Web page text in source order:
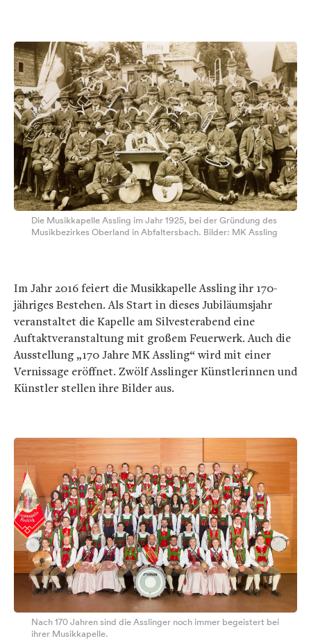
Die Musikkapelle Assling im Jahr 1925, bei der Gründung des
Musikbezirkes Oberland in Abfaltersbach. Bilder: MK Assling
Im Jahr 2016 feiert die Musikkapelle Assling ihr 170-
jähriges Bestehen. Als Start in dieses Jubiläumsjahr
veranstaltet die Kapelle am Silvesterabend eine
Auftaktveranstaltung mit großem Feuerwerk. Auch die
Ausstellung „170 Jahre MK Assling“ wird mit einer
Vernissage eröffnet. Zwölf Asslinger Künstlerinnen und
Künstler stellen ihre Bilder aus.
Nach 170 Jahren sind die Asslinger noch immer begeistert bei
ihrer Musikkapelle.